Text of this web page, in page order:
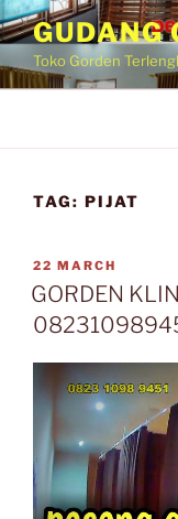
Skip
to
content
GUDANG
Toko Gorden
TAG: PIJAT
POSTED
ON
22 MARCH
GORDEN